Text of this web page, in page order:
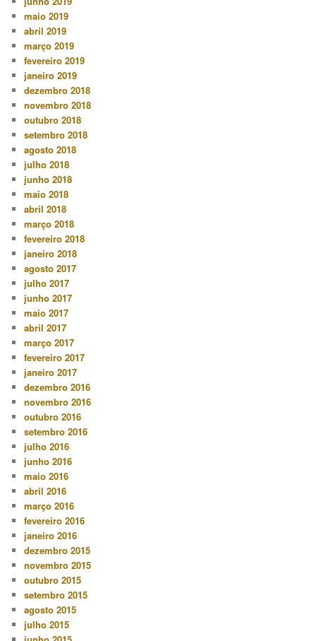
maio 2019
abril 2019
março 2019
fevereiro 2019
janeiro 2019
dezembro 2018
novembro 2018
outubro 2018
setembro 2018
agosto 2018
julho 2018
junho 2018
maio 2018
abril 2018
março 2018
fevereiro 2018
janeiro 2018
agosto 2017
julho 2017
junho 2017
maio 2017
abril 2017
março 2017
fevereiro 2017
janeiro 2017
dezembro 2016
novembro 2016
outubro 2016
setembro 2016
julho 2016
junho 2016
maio 2016
abril 2016
março 2016
fevereiro 2016
janeiro 2016
dezembro 2015
novembro 2015
outubro 2015
setembro 2015
agosto 2015
julho 2015